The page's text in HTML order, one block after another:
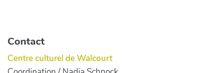
Contact
Centre culturel de Walcourt